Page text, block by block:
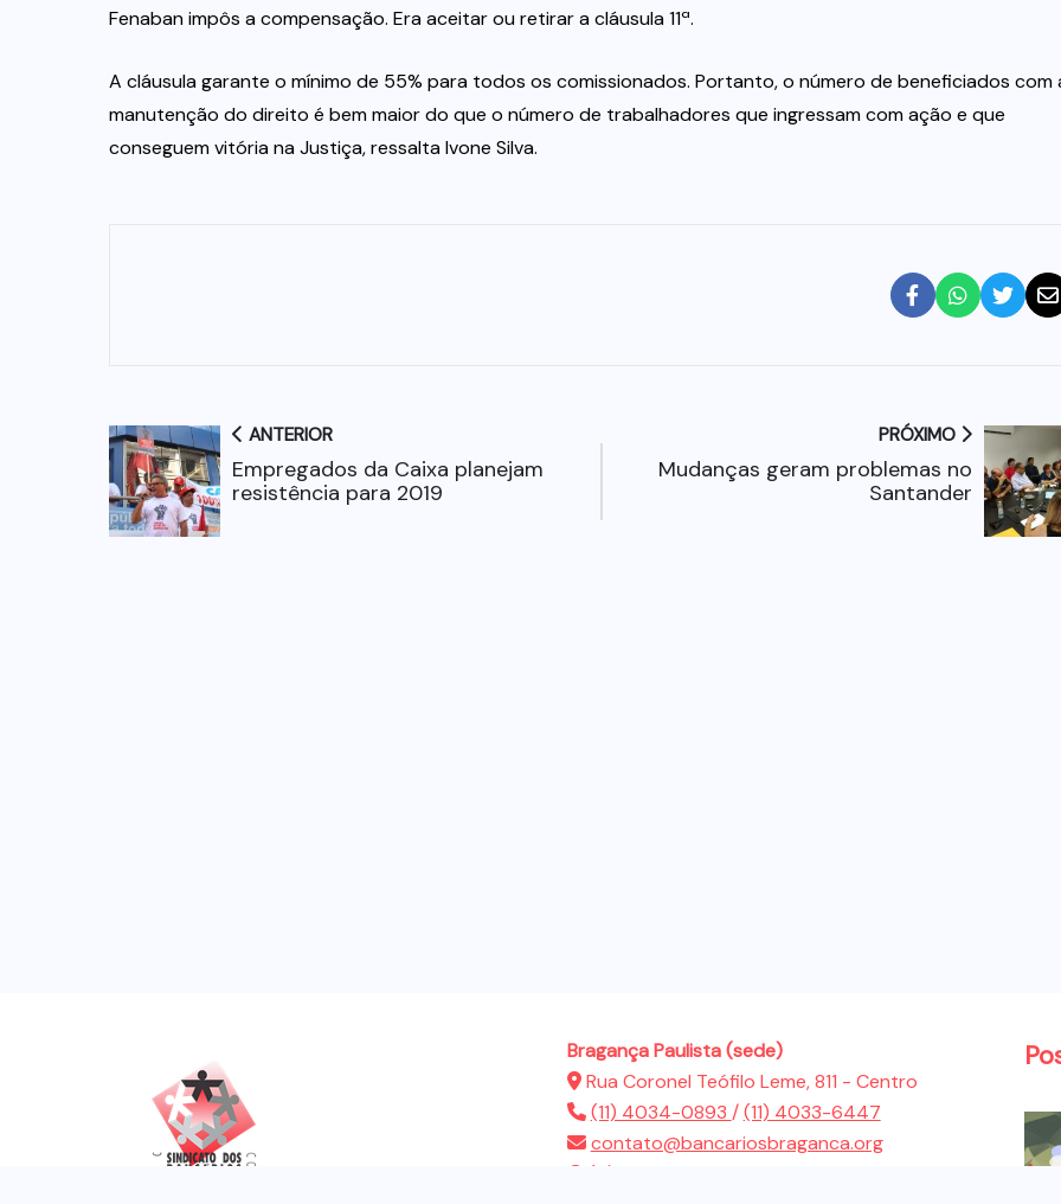
Fenaban impôs a compensação. Era aceitar ou retirar a cláusula 11ª.
A cláusula garante o mínimo de 55% para todos os comissionados. Portanto, o número de beneficiados com
manutenção do direito é bem maior do que o número de trabalhadores que ingressam com ação e que
conseguem vitória na Justiça, ressalta Ivone Silva.
ANTERIOR
Empregados da Caixa planejam
resistência para 2019
PRÓXIMO
Mudanças geram problemas no
Santander
Bragança Paulista (sede)
Rua Coronel Teófilo Leme, 811 - Centro
(11) 4034-0893 /(11) 4033-6447
contato@bancariosbraganca.org
(11) 94286-5522